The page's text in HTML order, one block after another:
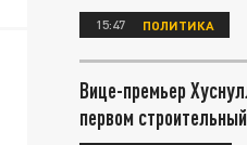
15:47 ПОЛИТИКА
Вице-премьер
первом